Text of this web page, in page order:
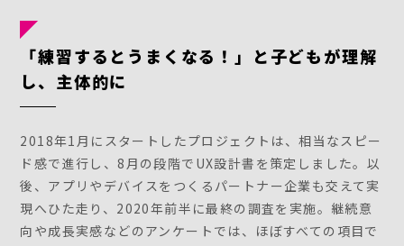
「練習するとうまくなる！」と子どもが理解
し、主体的に
2018年1月にスタートしたプロジェクトは、相当なスピー
ド感で進行し、8月の段階でUX設計書を策定しました。以
後、アプリやデバイスをつくるパートナー企業も交えて実
現へひた走り、2020年前半に最終の調査を実施。継続意
向や成長実感などのアンケートでは、ほぼすべての項目で